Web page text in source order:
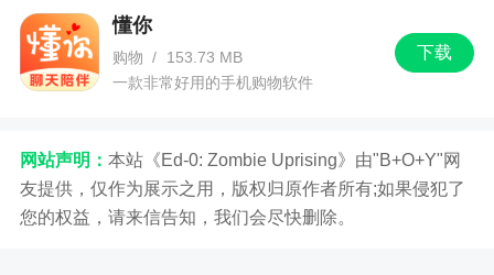
下载
懂你
购物 /
153.73 MB
一款非常好用的手机购物软件
网站声明： 本站《Ed-0: Zombie Uprising》由"B+O+Y"网
友提供，仅作为展示之用，版权归原作者所有;如果侵犯了
您的权益，请来信告知，我们会尽快删除。